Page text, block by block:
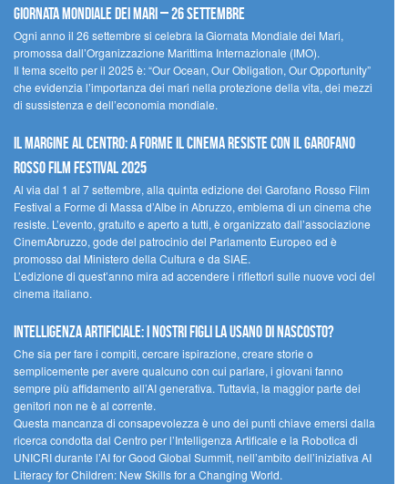
Giornata Mondiale dei Mari – 26 settembre
Ogni anno il 26 settembre si celebra la Giornata Mondiale dei Mari,
promossa dall’Organizzazione Marittima Internazionale (IMO).
Il tema scelto per il 2025 è: “Our Ocean, Our Obligation, Our Opportunity”
che evidenzia l’importanza dei mari nella protezione della vita, dei mezzi
di sussistenza e dell’economia mondiale.
Il margine al centro: a Forme il cinema resiste con il Garofano
Rosso Film Festival 2025
Al via dal 1 al 7 settembre, alla quinta edizione del Garofano Rosso Film
Festival a Forme di Massa d’Albe in Abruzzo, emblema di un cinema che
resiste. L’evento, gratuito e aperto a tutti, è organizzato dall’associazione
CinemAbruzzo, gode del patrocinio del Parlamento Europeo ed è
promosso dal Ministero della Cultura e da SIAE.
L’edizione di quest’anno mira ad accendere i riflettori sulle nuove voci del
cinema italiano.
Intelligenza artificiale: i nostri figli la usano di nascosto?
Che sia per fare i compiti, cercare ispirazione, creare storie o
semplicemente per avere qualcuno con cui parlare, i giovani fanno
sempre più affidamento all’AI generativa. Tuttavia, la maggior parte dei
genitori non ne è al corrente.
Questa mancanza di consapevolezza è uno dei punti chiave emersi dalla
ricerca condotta dal Centro per l’Intelligenza Artificale e la Robotica di
UNICRI durante l’AI for Good Global Summit, nell’ambito dell’iniziativa AI
Literacy for Children: New Skills for a Changing World.